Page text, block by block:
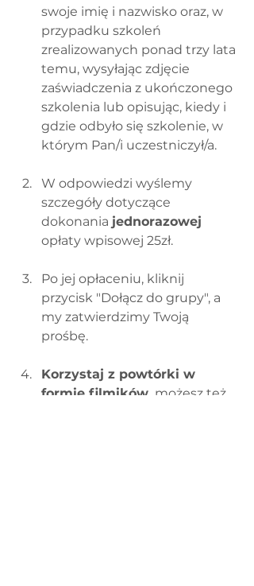
swoje imię i nazwisko oraz, w
przypadku szkoleń
zrealizowanych ponad trzy lata
temu, wysyłając zdjęcie
zaświadczenia z ukończonego
szkolenia lub opisując, kiedy i
gdzie odbyło się szkolenie, w
którym Pan/i uczestniczył/a.
W odpowiedzi wyślemy
szczegóły dotyczące
dokonania
opłaty wpisowej 25zł.
Po jej opłaceniu, kliknij
przycisk "Dołącz do grupy", a
my zatwierdzimy Twoją
prośbę.
Korzystaj z powtórki w
formie filmików, możesz też